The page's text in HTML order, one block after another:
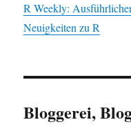
R Weekly:
Neuigkeiten zu R
Bloggerei,